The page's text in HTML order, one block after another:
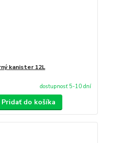
kanister 12L
dostupnosť 5-10 dní
Pridať do košíka